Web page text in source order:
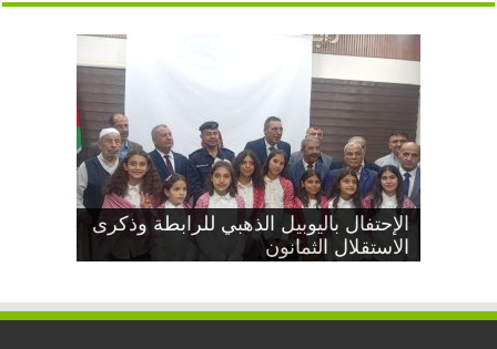
الإحتفال باليوبيل الذهبي للرابطة وذكرى
الاستقلال الثمانون
دعوة عامة بمناسبة اليوبيل الذهبي
للرابطة وذكرى الاستقلال الثمانون
معايدة عيد الأضحى المبارك 2026
عيد الاستقلال الثمانون
إجتماع جذور مشجرات عائلات صرفند
العمار